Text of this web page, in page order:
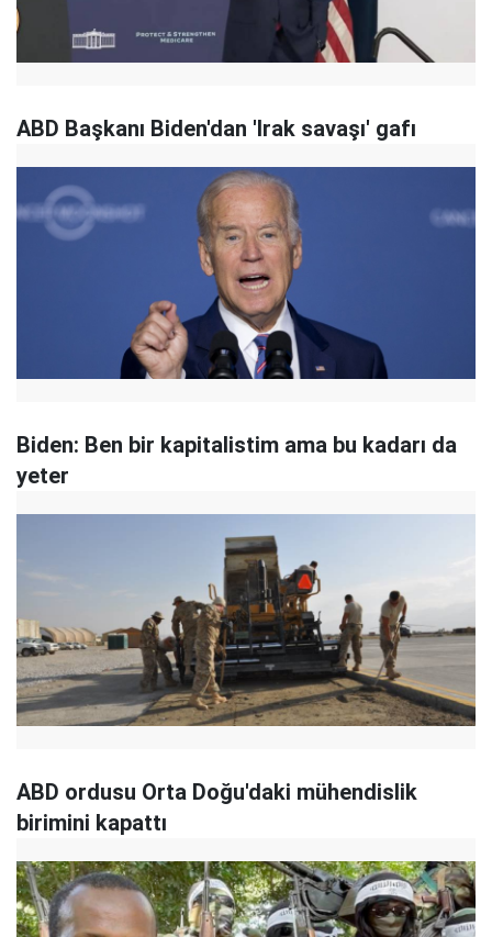
ABD Başkanı Biden'dan 'Irak savaşı' gafı
Biden: Ben bir kapitalistim ama bu kadarı da
yeter
ABD ordusu Orta Doğu'daki mühendislik
birimini kapattı